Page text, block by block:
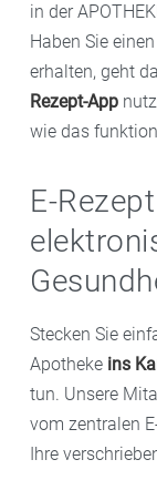
in der
Haben Sie
erhalten, geht
Rezept-App
wie das
E-
Stecken Sie
Apotheke ins
tun. Unsere
vom zentralen
Ihre